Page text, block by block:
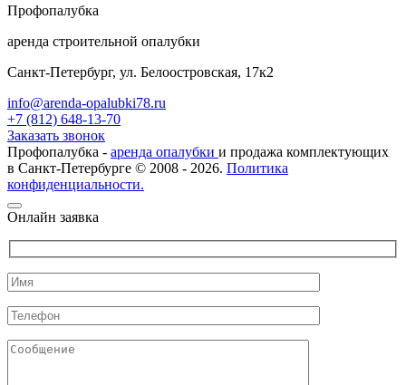
Профопалубка
аренда строительной опалубки
Санкт-Петербург, ул. Белоостровская, 17к2
info@arenda-opalubki78.ru
+7 (812) 648-13-70
Заказать звонок
Профопалубка - аренда опалубки и продажа комплектующих
в Санкт-Петербурге © 2008 - 2026. Политика
конфиденциальности.
Онлайн заявка